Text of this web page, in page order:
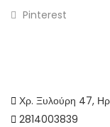
Χρ. Ξυλούρη 47,
2814003839
Pinterest